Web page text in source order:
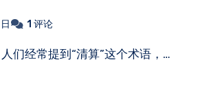
1 评论
人们经常提到“清算”这个术语，…